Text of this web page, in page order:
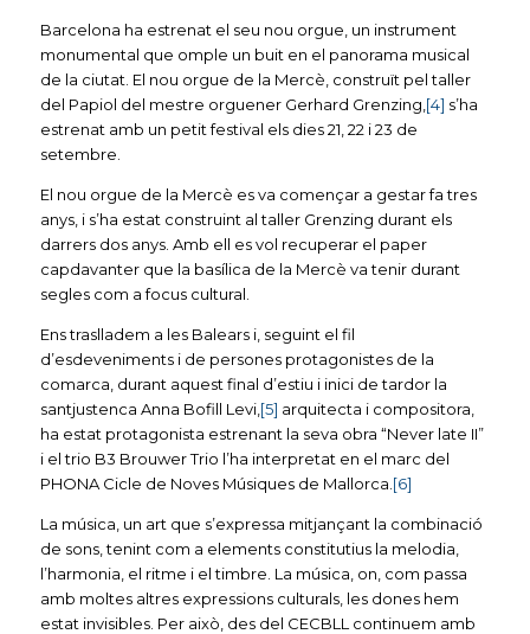
Barcelona ha estrenat el seu nou orgue, un instrument
monumental que omple un buit en el panorama musical
de la ciutat. El nou orgue de la Mercè, construït pel taller
del Papiol del mestre orguener Gerhard Grenzing, [4] s’ha
estrenat amb un petit festival els dies 21, 22 i 23 de
setembre.
El nou orgue de la Mercè es va començar a gestar fa tres
anys, i s’ha estat construint al taller Grenzing durant els
darrers dos anys. Amb ell es vol recuperar el paper
capdavanter que la basílica de la Mercè va tenir durant
segles com a focus cultural.
Ens traslladem a les Balears i, seguint el fil
d’esdeveniments i de persones protagonistes de la
comarca, durant aquest final d’estiu i inici de tardor la
santjustenca Anna Bofill Levi, [5] arquitecta i compositora,
ha estat protagonista estrenant la seva obra “Never late II”
i el trio B3 Brouwer Trio l’ha interpretat en el marc del
PHONA Cicle de Noves Músiques de Mallorca. [6]
La música, un art que s’expressa mitjançant la combinació
de sons, tenint com a elements constitutius la melodia,
l’harmonia, el ritme i el timbre. La música, on, com passa
amb moltes altres expressions culturals, les dones hem
estat invisibles. Per això, des del CECBLL continuem amb